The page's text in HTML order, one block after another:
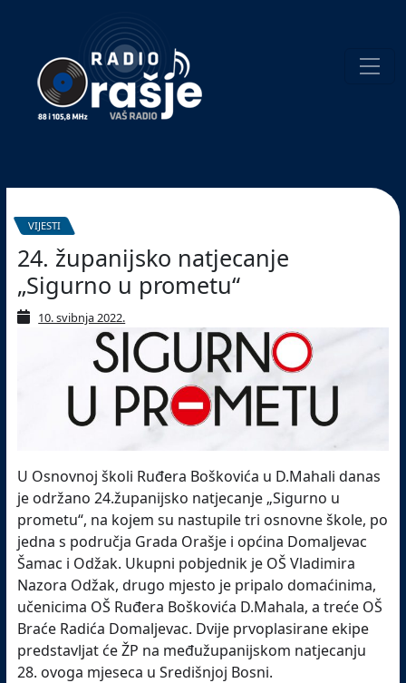
website!
VIJESTI
24. županijsko natjecanje
„Sigurno u prometu“
10. svibnja 2022.
U Osnovnoj školi Ruđera Boškovića u D.Mahali danas
je održano 24.županijsko natjecanje „Sigurno u
prometu“, na kojem su nastupile tri osnovne škole, po
jedna s područja Grada Orašje i općina Domaljevac
Šamac i Odžak. Ukupni pobjednik je OŠ Vladimira
Nazora Odžak, drugo mjesto je pripalo domaćinima,
učenicima OŠ Ruđera Boškovića D.Mahala, a treće OŠ
Braće Radića Domaljevac. Dvije prvoplasirane ekipe
predstavljat će ŽP na međužupanijskom natjecanju
28. ovoga mjeseca u Središnjoj Bosni.